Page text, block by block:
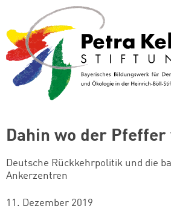
Dahin wo der Pfeffer
Deutsche Rückkehrpolitik und die
Ankerzentren
11. Dezember 2019